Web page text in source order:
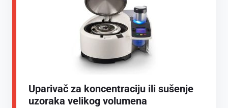
Uparivač za koncentraciju ili sušenje
uzoraka velikog volumena